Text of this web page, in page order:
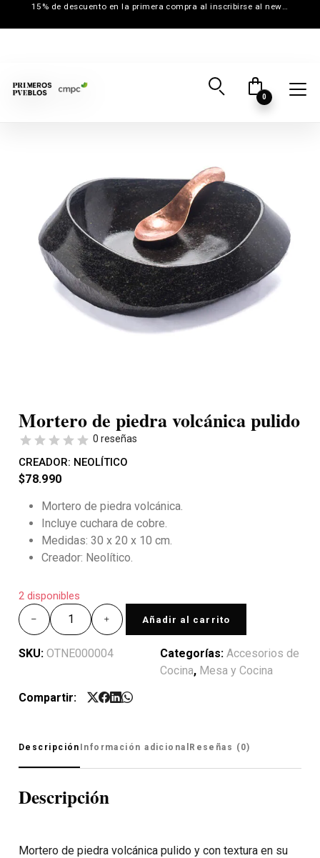
15% de descuento en la primera compra al inscribirse al newsletter
0
Mortero de piedra volcánica pulido
0 reseñas
CREADOR: NEOLÍTICO
$78.990
Mortero de piedra volcánica.
Incluye cuchara de cobre.
Medidas: 30 x 20 x 10 cm.
Creador: Neolítico.
2 disponibles
Añadir al carrito
SKU: OTNE000004 Categorías: Accesorios de
Cocina, Mesa y Cocina
Compartir:
Descripción Información adicional Reseñas (0)
Descripción
Mortero de piedra volcánica pulido y con textura en su